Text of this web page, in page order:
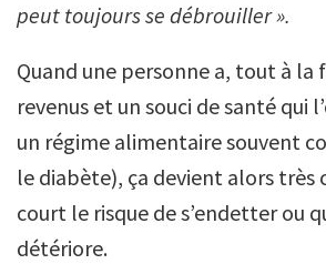
peut toujours se débrouiller ».
Quand une personne a, tout à la
revenus et un souci de santé qui
un régime alimentaire souvent
le diabète), ça devient alors très
court le risque de s’endetter ou
détériore.